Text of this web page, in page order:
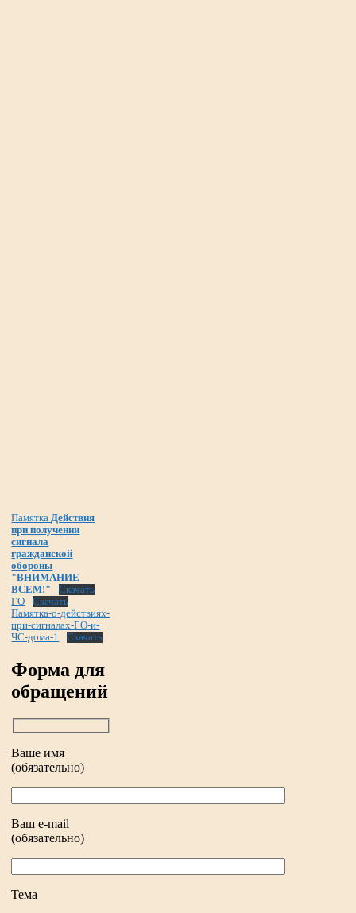
Памятка Действия
при получении
сигнала
гражданской
обороны
"ВНИМАНИЕ
ВСЕМ!"
Скачать
ГО
Скачать
Памятка-о-действиях-
при-сигналах-ГО-и-
ЧС-дома-1
Скачать
Форма для
обращений
Ваше имя
(обязательно)
Ваш e-mail
(обязательно)
Тема